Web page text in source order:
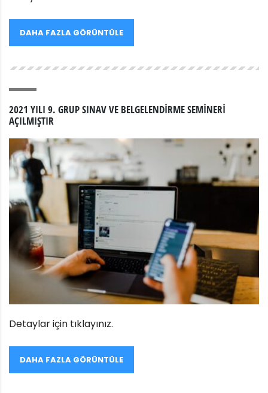
DAHA FAZLA GÖRÜNTÜLE
2021 YILI 9. GRUP SINAV VE BELGELENDIRME SEMINERI
AÇILMIŞTIR
Detaylar için tıklayınız.
DAHA FAZLA GÖRÜNTÜLE